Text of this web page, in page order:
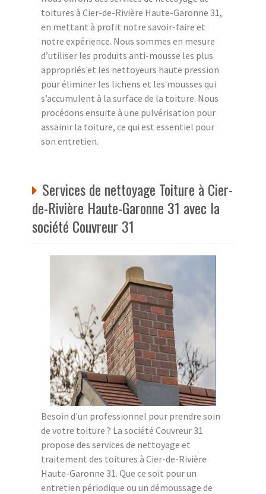
toitures à Cier-de-Rivière Haute-Garonne 31,
en mettant à profit notre savoir-faire et
notre expérience. Nous sommes en mesure
d’utiliser les produits anti-mousse les plus
appropriés et les nettoyeurs haute pression
pour éliminer les lichens et les mousses qui
s’accumulent à la surface de la toiture. Nous
procédons ensuite à une pulvérisation pour
assainir la toiture, ce qui est essentiel pour
son entretien.
Services de nettoyage Toiture à Cier-
de-Rivière Haute-Garonne 31 avec la
société Couvreur 31
Besoin d'un professionnel pour prendre soin
de votre toiture ? La société Couvreur 31
propose des services de nettoyage et
traitement des toitures à Cier-de-Rivière
Haute-Garonne 31. Que ce soit pour un
entretien périodique ou un démoussage de